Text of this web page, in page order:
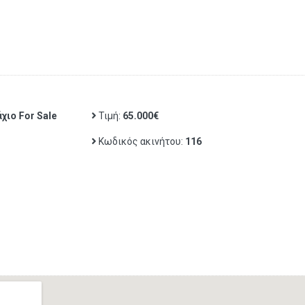
For Sale Τιμή: 65.000€
Κωδικός ακινήτου: 116